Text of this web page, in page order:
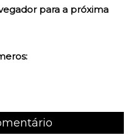
para a próxima